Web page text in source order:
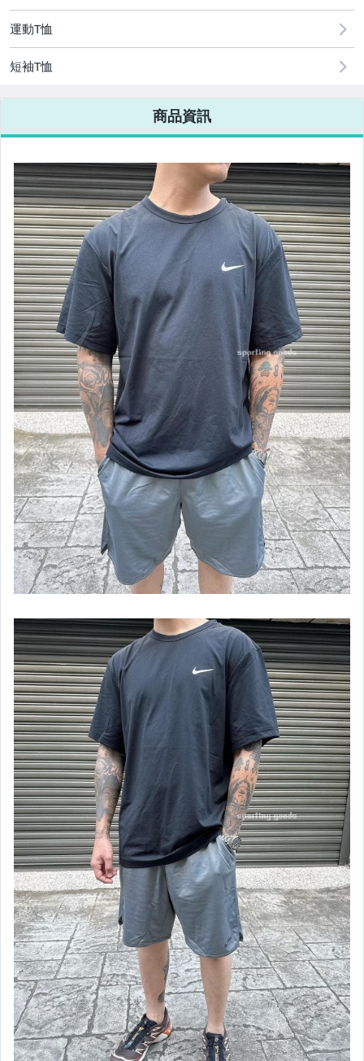
◆◆限時1元起標◆◆
NIKE G.T
NIKE AIR FORCE
NIKE COURT
NIKE DUNK
AIR JORDAN 鞋款(男)
AIR JORDAN 鞋款(女)
AIR JORDAN 鞋款(童)
KOBE
LEBRON
KD 杜蘭特
KYRIE 厄文
FREAK 字母哥
LUKA 盧卡
SABRINA
JA
NIKE 籃球鞋 (男)
NIKE 籃球鞋 (女)
NIKE 慢跑鞋 (男)
NIKE 慢跑鞋 (女)
NIKE 休閒鞋 (男)
NIKE 休閒鞋 (女)
NIKE 健身、重訓 訓練鞋(男)
NIKE 健身、重訓 訓練鞋(女)
NIKE 中小童鞋
NIKE 服飾-春夏款(男)
NIKE 服飾-春夏款(女)
NIKE 服飾-秋冬款(男)
運動T恤
短袖T恤
商品資訊